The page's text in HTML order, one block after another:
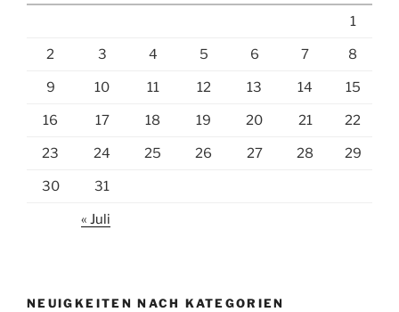
1
2 3 4 5 6 7 8
9 10 11 12 13 14 15
16 17 18 19 20 21 22
23 24 25 26 27 28 29
30 31
« Juli
NEUIGKEITEN NACH KATEGORIEN